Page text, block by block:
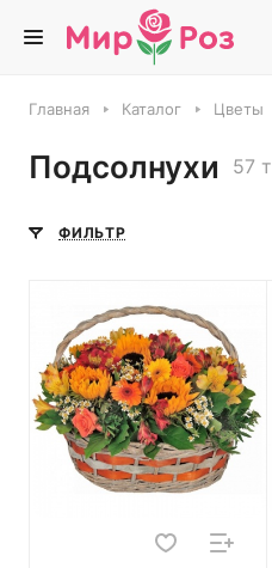
Главная Каталог Цветы
Подсолнухи 57
ФИЛЬТР